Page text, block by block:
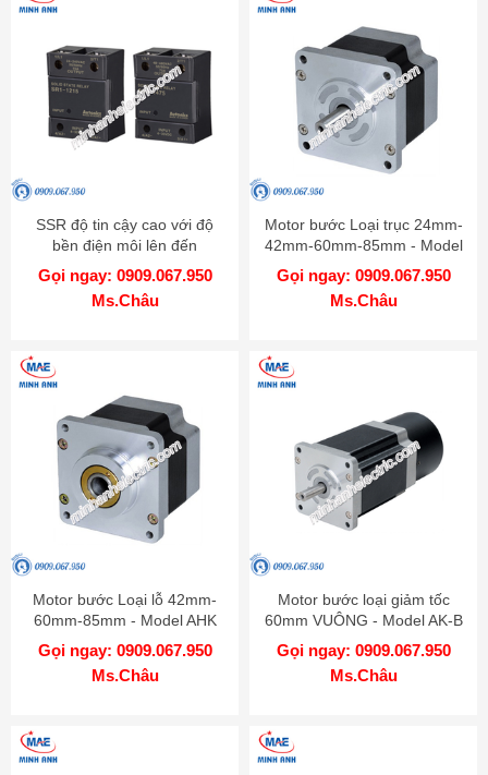
SSR độ tin cậy cao với độ
bền điện môi lên đến
4000VAC - Model SR1
Gọi ngay: 0909.067.950
Ms.Châu
Motor bước Loại trục 24mm-
42mm-60mm-85mm - Model
AK
Gọi ngay: 0909.067.950
Ms.Châu
Motor bước Loại lỗ 42mm-
60mm-85mm - Model AHK
Gọi ngay: 0909.067.950
Ms.Châu
Motor bước loại giảm tốc
60mm VUÔNG - Model AK-B
Gọi ngay: 0909.067.950
Ms.Châu